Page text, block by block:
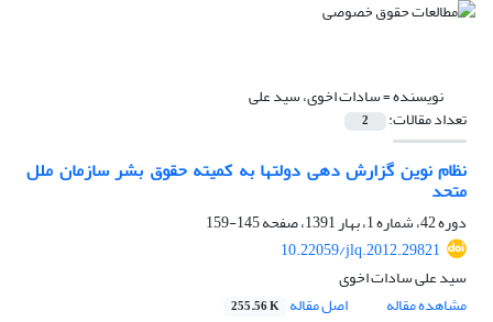
نویسنده =سادات اخوی، سید علی
تعداد مقالات: 2
نظام نوین گزارش دهی دولتها به کمیته حقوق بشر سازمان ملل
متحد
دوره 42، شماره 1، بهار 1391، صفحه
145-159
10.22059/jlq.2012.29821
سید علی سادات اخوی
مشاهده مقاله
اصل مقاله 255.56 K